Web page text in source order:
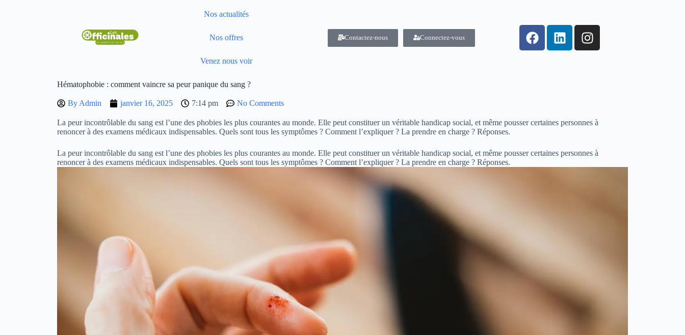
Nos actualités
Nos offres
Venez nous voir
Contactez-nous Connectez-vous
Hématophobie : comment vaincre sa peur panique du sang ?
By Admin janvier 16, 2025 7:14 pm No Comments
La peur incontrôlable du sang est l’une des phobies les plus courantes au monde. Elle peut constituer un véritable handicap social, et même pousser certaines personnes à
renoncer à des examens médicaux indispensables. Quels sont tous les symptômes ? Comment l’expliquer ? La prendre en charge ? Réponses.
La peur incontrôlable du sang est l’une des phobies les plus courantes au monde. Elle peut constituer un véritable handicap social, et même pousser certaines personnes à
renoncer à des examens médicaux indispensables. Quels sont tous les symptômes ? Comment l’expliquer ? La prendre en charge ? Réponses.